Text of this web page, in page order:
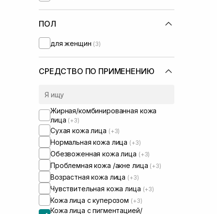
Round Lab(+1)
SISTERS
UIQ (+2)
Usolab(+6)
VT Cosmetics (+1)
ПОЛ
для женщин (3)
СРЕДСТВО ПО ПРИМЕНЕНИЮ
Жирная/комбинированная кожа
лица (+3)
Сухая кожа лица (+3)
Нормальная кожа лица (+3)
Обезвоженная кожа лица (+3)
Проблемная кожа /акне лица (+3)
Возрастная кожа лица (+3)
Чувствительная кожа лица (+3)
Кожа лица с куперозом (+3)
Кожа лица с пигментацией/